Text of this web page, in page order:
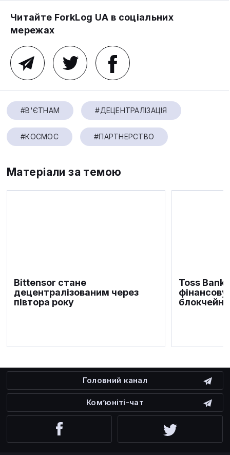
Читайте ForkLog UA в соціальних
мережах
#В'ЄТНАМ #ДЕЦЕНТРАЛІЗАЦІЯ
#КОСМОС #ПАРТНЕРСТВО
Матеріали за темою
Bittensor стане
децентралізованим через
півтора року
Toss Bank
блокчейні
Головний канал
Ком’юніті-чат